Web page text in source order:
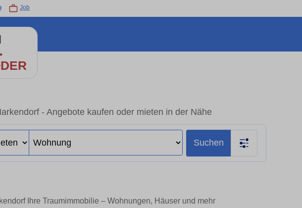
Job
- Angebote kaufen oder mieten in der Nähe
Suchen
Ihre Traumimmobilie – Wohnungen, Häuser und mehr